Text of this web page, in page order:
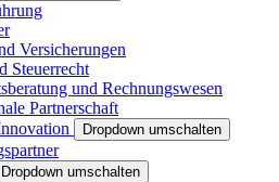
Versicherungen
Steuerrecht
und Rechnungswesen
Partnerschaft
Dropdown umschalten
Dropdown umschalten